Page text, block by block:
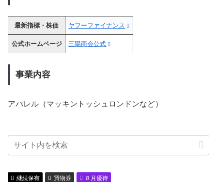
最新指標・株価 ヤフーファイナンス
公式ホームページ 三陽商会公式
事業内容
アパレル（マッキントッシュロンドンなど）
継続保有 買物券 ８月優待